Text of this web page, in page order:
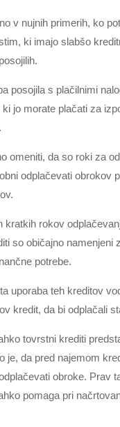
v nujnih primerih, ko
ki imajo slabšo
posojila s plačilnimi
jo morate plačati za
omeniti, da so roki za
odplačevati obrokov
kratkih rokov
so običajno
potrebe.
uporaba teh kreditov
kredit, da bi odplačali
tovrstni krediti
je, da pred najemom
obroke. Prav
pomaga pri